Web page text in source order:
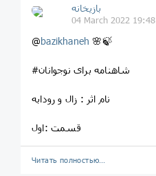
بازیخانه
04 March 2022 19:48
@bazikhaneh 🌸🍃
#شاهنامه برای نوجوانان
نام اثر : زال و رودابه
قسمت :اول
Читать полностью…